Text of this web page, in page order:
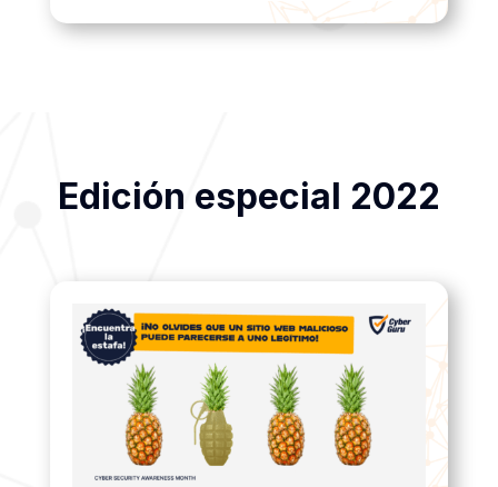
Edición especial 2022